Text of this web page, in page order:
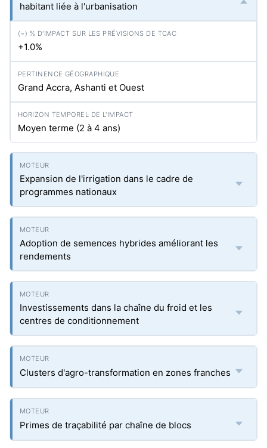
habitant liée à l'urbanisation
+1.0%
Grand Accra, Ashanti et Ouest
Moyen terme (2 à 4 ans)
Expansion de l'irrigation dans le cadre de
programmes nationaux
Adoption de semences hybrides améliorant les
rendements
Investissements dans la chaîne du froid et les
centres de conditionnement
Clusters d'agro-transformation en zones franches
Primes de traçabilité par chaîne de blocs